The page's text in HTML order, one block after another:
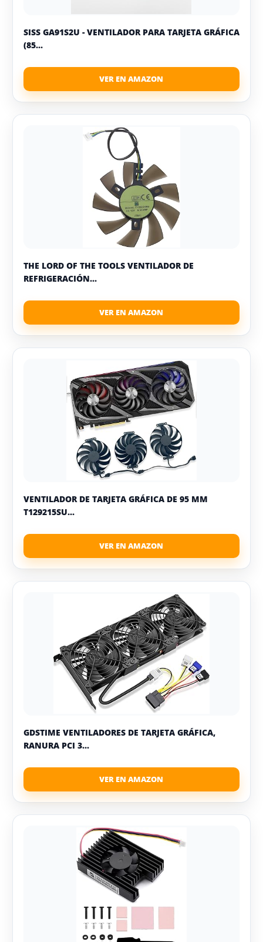
SISS GA91S2U - VENTILADOR PARA TARJETA GRÁFICA
(85...
THE LORD OF THE TOOLS VENTILADOR DE
REFRIGERACIÓN...
VENTILADOR DE TARJETA GRÁFICA DE 95 MM
T129215SU...
GDSTIME VENTILADORES DE TARJETA GRÁFICA,
RANURA PCI 3...